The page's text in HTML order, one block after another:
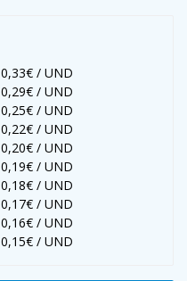
0,33€ / UND
0,29€ / UND
0,25€ / UND
0,22€ / UND
0,20€ / UND
0,19€ / UND
0,18€ / UND
0,17€ / UND
0,16€ / UND
0,15€ / UND